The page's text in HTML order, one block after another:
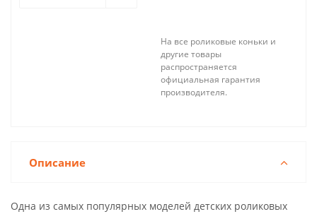
На все роликовые коньки и
другие товары
распространяется
официальная гарантия
производителя.
Описание
Одна из самых популярных моделей детских роликовых